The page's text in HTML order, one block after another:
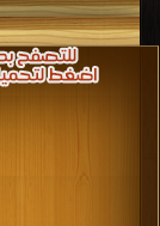
كتب 1970
كتب 1966
كتب 1962